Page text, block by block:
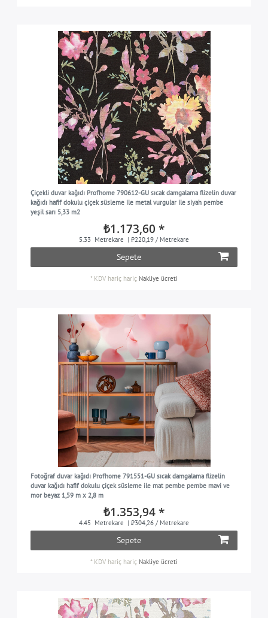
Çiçekli duvar kağıdı Profhome 790612-GU sıcak damgalama flizelin duvar
kağıdı hafif dokulu çiçek süsleme ile metal vurgular ile siyah pembe
yeşil sarı 5,33 m2
₺1.173,60 *
5.33 Metrekare | ₺220,19 / Metrekare
Sepete
* KDV hariç hariç Nakliye ücreti
Fotoğraf duvar kağıdı Profhome 791551-GU sıcak damgalama flizelin
duvar kağıdı hafif dokulu çiçek süsleme ile mat pembe pembe mavi ve
mor beyaz 1,59 m x 2,8 m
₺1.353,94 *
4.45 Metrekare | ₺304,26 / Metrekare
Sepete
* KDV hariç hariç Nakliye ücreti